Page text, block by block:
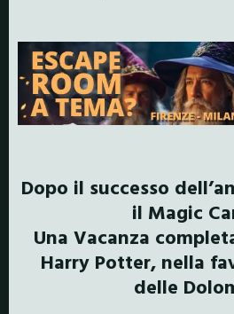
Dopo il successo
il Magic
Una Vacanza
Harry Potter, nella
delle